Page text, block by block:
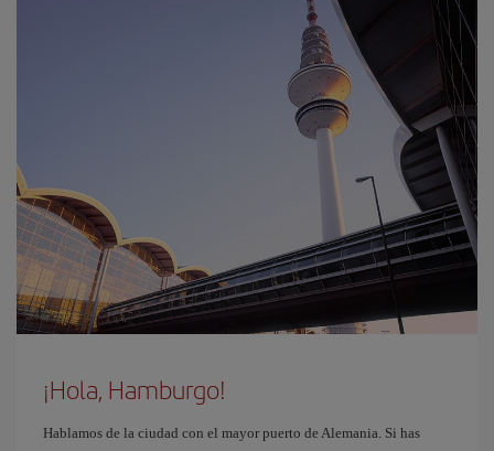
¡Hola, Hamburgo!
Hablamos de la ciudad con el mayor puerto de Alemania. Si has